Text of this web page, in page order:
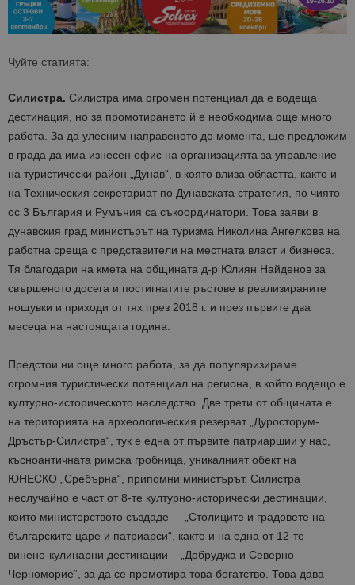
Чуйте статията:
Силистра. Силистра има огромен потенциал да е водеща
дестинация, но за промотирането й е необходима още много
работа. За да улесним направеното до момента, ще предложим
в града да има изнесен офис на организацията за управление
на туристически район „Дунав“, в която влиза областта, както и
на Техническия секретариат по Дунавската стратегия, по чиято
ос 3 България и Румъния са съкоординатори. Това заяви в
дунавския град министърът на туризма Николина Ангелкова на
работна среща с представители на местната власт и бизнеса.
Тя благодари на кмета на общината д-р Юлиян Найденов за
свършеното досега и постигнатите ръстове в реализираните
нощувки и приходи от тях през 2018 г. и през първите два
месеца на настоящата година.
Предстои ни още много работа, за да популяризираме
огромния туристически потенциал на региона, в който водещо е
културно-историческото наследство. Две трети от общината е
на територията на археологическия резерват „Дуросторум-
Дръстър-Силистра“, тук е една от първите патриаршии у нас,
късноантичната римска гробница, уникалният обект на
ЮНЕСКО „Сребърна“, припомни министърът. Силистра
неслучайно е част от 8-те културно-исторически дестинации,
които министерството създаде – „Столиците и градовете на
българските царе и патриарси“, както и на една от 12-те
винено-кулинарни дестинации – „Добруджа и Северно
Черноморие“, за да се промотира това богатство. Това дава